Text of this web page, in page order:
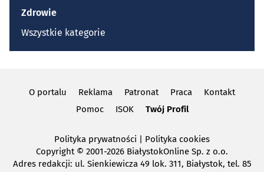
Zdrowie
Wszystkie kategorie
O portalu Reklama Patronat Praca
Kontakt
Pomoc
ISOK Twój Profil
Polityka prywatności | Polityka cookies
Copyright© 2001-2026 BiałystokOnline Sp. z o.o.
Adres redakcji: ul. Sienkiewicza 49 lok. 311, Białystok, tel. 85